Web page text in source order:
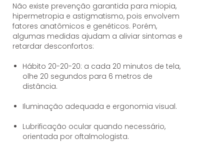
Não existe prevenção garantida para miopia,
hipermetropia e astigmatismo, pois envolvem
fatores anatômicos e genéticos. Porém,
algumas medidas ajudam a aliviar sintomas e
retardar desconfortos:
Hábito 20-20-20: a cada 20 minutos de tela,
olhe 20 segundos para 6 metros de
distância.
Iluminação adequada e ergonomia visual.
Lubrificação ocular quando necessário,
orientada por oftalmologista.